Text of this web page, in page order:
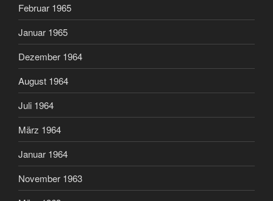
Februar 1965
Januar 1965
Dezember 1964
August 1964
Juli 1964
März 1964
Januar 1964
November 1963